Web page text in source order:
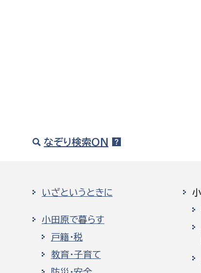
なぞり検索ON
いざというときに
小田原で暮らす
戸籍・税
教育・子育て